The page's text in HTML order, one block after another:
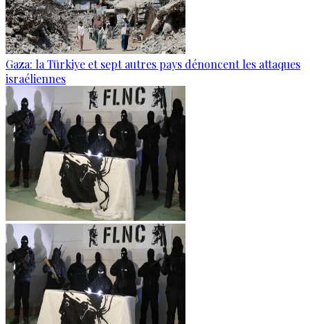
Gaza: la Türkiye et sept autres pays dénoncent les attaques
israéliennes